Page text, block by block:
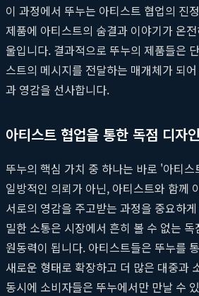
이 과정에서 뚜누는 아티스트 협업의 진
제품에 아티스트의 숨결과 이야기가 온
울입니다. 결과적으로 뚜누의 제품들은
스트의 메시지를 전달하는 매개체가 되
과 영감을 선사합니다.
아티스트 협업을 통한 독점 디자
뚜누의 핵심 가치 중 하나는 바로 '아티
일방적인 의뢰가 아닌, 아티스트와 함께
서로의 영감을 주고받는 과정을 중요하
밀한 소통은 시장에서 흔히 볼 수 없는
원동력이 됩니다. 아티스트들은 뚜누를
새로운 형태로 확장하고 더 많은 대중과
동시에 소비자들은 뚜누에서만 만날 수